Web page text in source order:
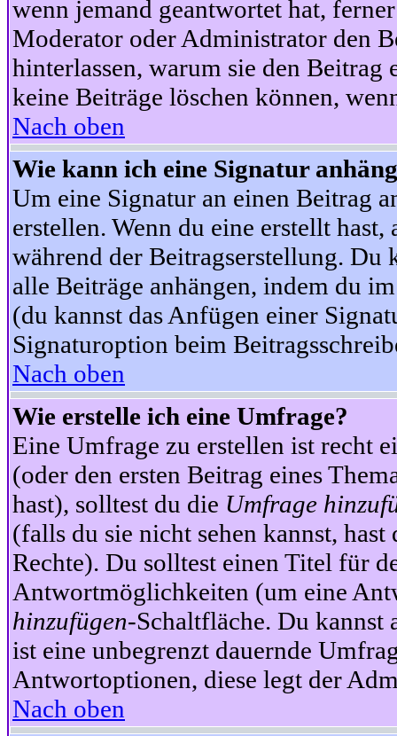
wenn jemand geantwortet hat,
Moderator oder Administrator den
hinterlassen, warum sie den Beitrag
keine Beiträge löschen können,
Nach oben
Wie kann ich eine Signatur
Um eine Signatur an einen Beitrag
erstellen. Wenn du eine erstellt
während der Beitragserstellung. Du
alle Beiträge anhängen, indem du
(du kannst das Anfügen einer
Signaturoption beim
Nach oben
Wie erstelle ich eine Umfrage?
Eine Umfrage zu erstellen ist recht
(oder den ersten Beitrag eines
hast), solltest du die Umfrage
(falls du sie nicht sehen kannst,
Rechte). Du solltest einen Titel für
Antwortmöglichkeiten (um eine
hinzufügen-Schaltfläche. Du
ist eine unbegrenzt dauernde
Antwortoptionen, diese legt der
Nach oben